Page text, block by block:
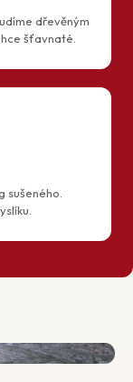
dřevěným
šťavnaté.
sušeného.